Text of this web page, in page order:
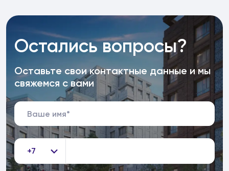
Остались вопросы?
Оставьте свои контактные данные и мы
свяжемся с вами
+7